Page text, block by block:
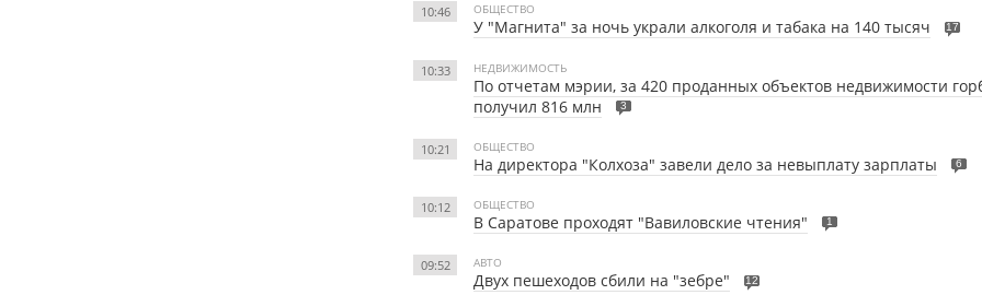
10:46 ОБЩЕСТВО
У "Магнита" за ночь украли алкоголя и табака на 140 тысяч 17
10:33 НЕДВИЖИМОСТЬ
По отчетам мэрии, за 420 проданных объектов недвижимости
получил 816 млн
3
10:21 ОБЩЕСТВО
На директора "Колхоза" завели дело за невыплату зарплаты 6
10:12 ОБЩЕСТВО
В Саратове проходят "Вавиловские чтения" 1
09:52 АВТО
Двух пешеходов сбили на "зебре" 12